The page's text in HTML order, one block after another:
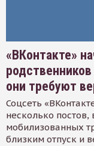
«ВКонтакте»
они требуют
Соцсеть
несколько
мобилизованных
близким отпуск и